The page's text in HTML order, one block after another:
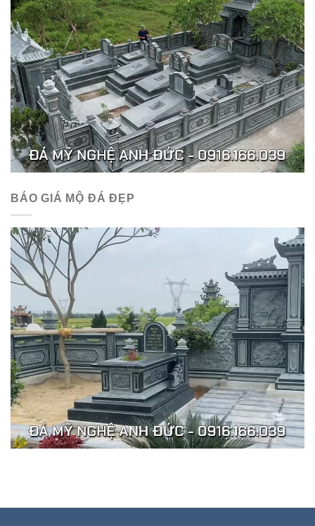
BÁO GIÁ MỘ ĐÁ ĐẸP